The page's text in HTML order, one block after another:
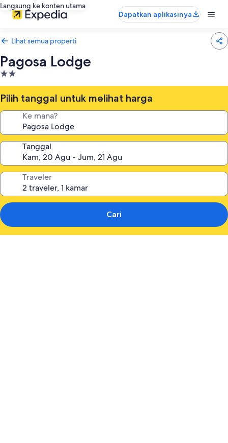
Langsung ke konten utama
Dapatkan aplikasinya
Lihat semua properti
Pagosa Lodge
Properti
bintang
2.0
Pilih tanggal untuk melihat harga
Ke mana?
Tanggal
Traveler
Cari